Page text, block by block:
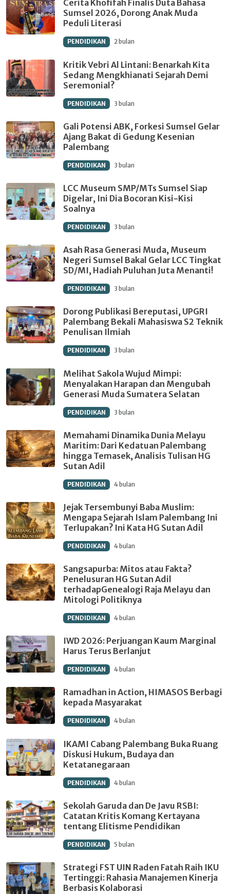
Cerita Khofifah Finalis Duta Bahasa
Sumsel 2026, Dorong Anak Muda
Peduli Literasi
PENDIDIKAN 2 bulan
Kritik Vebri Al Lintani: Benarkah Kita
Sedang Mengkhianati Sejarah Demi
Seremonial?
PENDIDIKAN 3 bulan
Gali Potensi ABK, Forkesi Sumsel Gelar
Ajang Bakat di Gedung Kesenian
Palembang
PENDIDIKAN 3 bulan
LCC Museum SMP/MTs Sumsel Siap
Digelar, Ini Dia Bocoran Kisi-Kisi
Soalnya
PENDIDIKAN 3 bulan
Asah Rasa Generasi Muda, Museum
Negeri Sumsel Bakal Gelar LCC Tingkat
SD/MI, Hadiah Puluhan Juta Menanti!
PENDIDIKAN 3 bulan
Dorong Publikasi Bereputasi, UPGRI
Palembang Bekali Mahasiswa S2 Teknik
Penulisan Ilmiah
PENDIDIKAN 3 bulan
Melihat Sakola Wujud Mimpi:
Menyalakan Harapan dan Mengubah
Generasi Muda Sumatera Selatan
PENDIDIKAN 3 bulan
Memahami Dinamika Dunia Melayu
Maritim: Dari Kedatuan Palembang
hingga Temasek, Analisis Tulisan HG
Sutan Adil
PENDIDIKAN 4 bulan
Jejak Tersembunyi Baba Muslim:
Mengapa Sejarah Islam Palembang Ini
Terlupakan? Ini Kata HG Sutan Adil
PENDIDIKAN 4 bulan
Sangsapurba: Mitos atau Fakta?
Penelusuran HG Sutan Adil
terhadapGenealogi Raja Melayu dan
Mitologi Politiknya
PENDIDIKAN 4 bulan
IWD 2026: Perjuangan Kaum Marginal
Harus Terus Berlanjut
PENDIDIKAN 4 bulan
Ramadhan in Action, HIMASOS Berbagi
kepada Masyarakat
PENDIDIKAN 4 bulan
IKAMI Cabang Palembang Buka Ruang
Diskusi Hukum, Budaya dan
Ketatanegaraan
PENDIDIKAN 4 bulan
Sekolah Garuda dan De Javu RSBI:
Catatan Kritis Komang Kertayana
tentang Elitisme Pendidikan
PENDIDIKAN 5 bulan
Strategi FST UIN Raden Fatah Raih IKU
Tertinggi: Rahasia Manajemen Kinerja
Berbasis Kolaborasi